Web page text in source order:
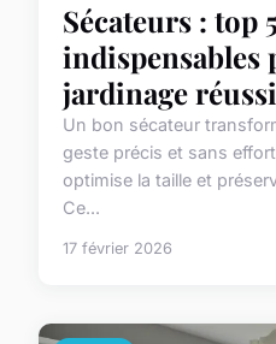
Sécateurs : top
indispensables
jardinage réussi
Un bon sécateur
geste précis et sans
optimise la taille et
Ce...
17 février 2026